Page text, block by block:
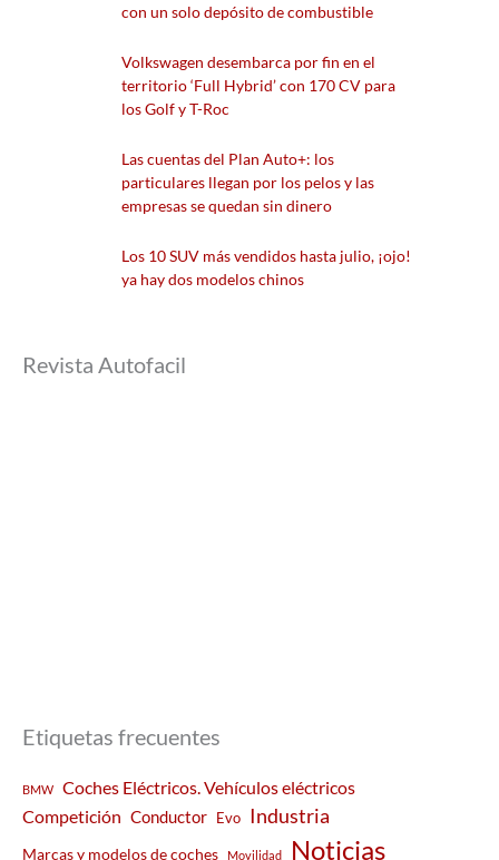
con un solo depósito de combustible
Volkswagen desembarca por fin en el
territorio ‘Full Hybrid’ con 170 CV para
los Golf y T-Roc
Las cuentas del Plan Auto+: los
particulares llegan por los pelos y las
empresas se quedan sin dinero
Los 10 SUV más vendidos hasta julio, ¡ojo!
ya hay dos modelos chinos
Revista Autofacil
Etiquetas frecuentes
BMW
Coches Eléctricos. Vehículos eléctricos
Competición Conductor Evo Industria
Marcas y modelos de coches Movilidad Noticias